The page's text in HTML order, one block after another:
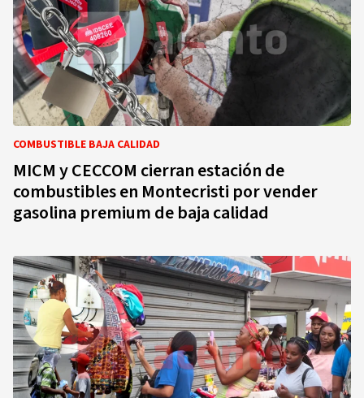
COMBUSTIBLE BAJA CALIDAD
MICM y CECCOM cierran estación de
combustibles en Montecristi por vender
gasolina premium de baja calidad